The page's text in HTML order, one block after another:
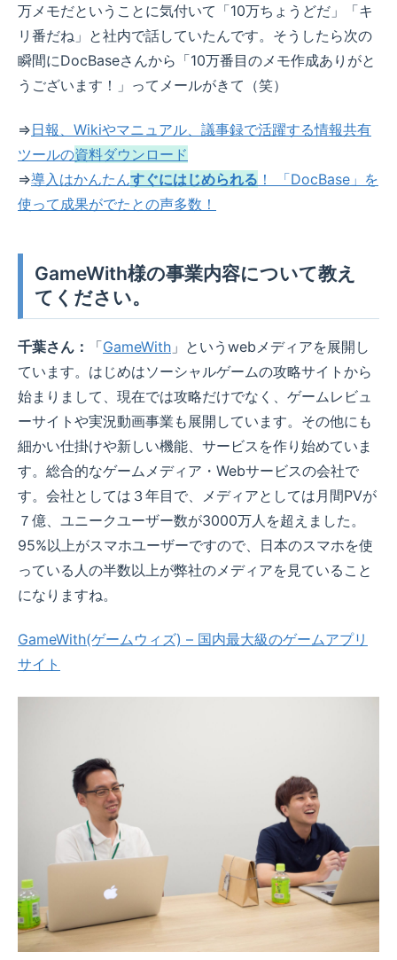
万メモだということに気付いて「10万ちょうどだ」「キ
リ番だね」と社内で話していたんです。そうしたら次の
瞬間にDocBaseさんから「10万番目のメモ作成ありがと
うございます！」ってメールがきて（笑）
⇒日報、Wikiやマニュアル、議事録で活躍する情報共有
ツールの資料ダウンロード
⇒導入はかんたんすぐにはじめられる ！ 「DocBase」を
使って成果がでたとの声多数！
GameWith様の事業内容について教え
てください。
千葉さん： 「GameWith 」というwebメディアを展開し
ています。はじめはソーシャルゲームの攻略サイトから
始まりまして、現在では攻略だけでなく、ゲームレビュ
ーサイトや実況動画事業も展開しています。その他にも
細かい仕掛けや新しい機能、サービスを作り始めていま
す。総合的なゲームメディア・Webサービスの会社で
す。会社としては３年目で、メディアとしては月間PVが
７億、ユニークユーザー数が3000万人を超えました。
95%以上がスマホユーザーですので、日本のスマホを使
っている人の半数以上が弊社のメディアを見ていること
になりますね。
GameWith(ゲームウィズ) – 国内最大級のゲームアプリ
サイト